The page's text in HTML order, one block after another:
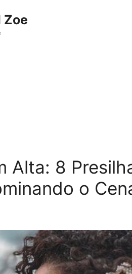
Zoe
Alta: 8
o